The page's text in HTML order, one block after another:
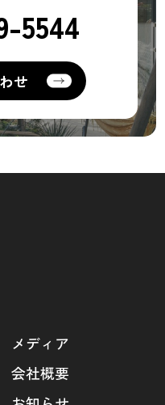
5544
せ
メディア
会社概要